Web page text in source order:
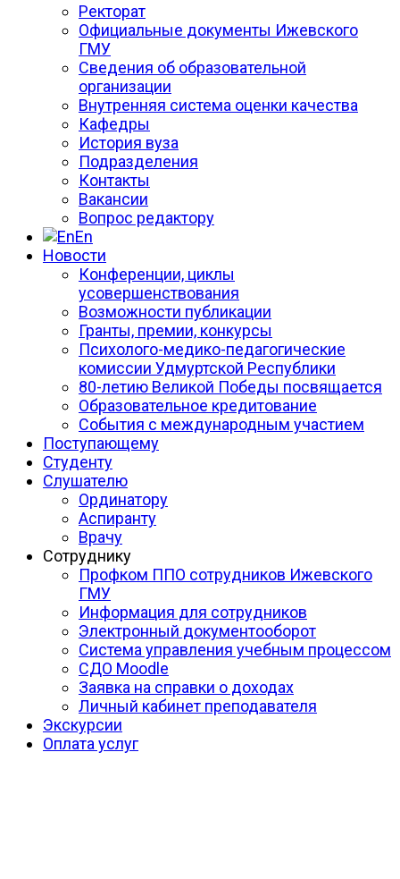
Ректорат
Официальные документы Ижевского
ГМУ
Сведения об образовательной
организации
Внутренняя система оценки качества
Кафедры
История вуза
Подразделения
Контакты
Вакансии
Вопрос редактору
En
Новости
Конференции, циклы
усовершенствования
Возможности публикации
Гранты, премии, конкурсы
Психолого-медико-педагогические
комиссии Удмуртской Республики
80-летию Великой Победы посвящается
Образовательное кредитование
События с международным участием
Поступающему
Студенту
Слушателю
Ординатору
Аспиранту
Врачу
Сотруднику
Профком ППО сотрудников Ижевского
ГМУ
Информация для сотрудников
Электронный документооборот
Система управления учебным процессом
СДО Moodle
Заявка на справки о доходах
Личный кабинет преподавателя
Экскурсии
Оплата услуг